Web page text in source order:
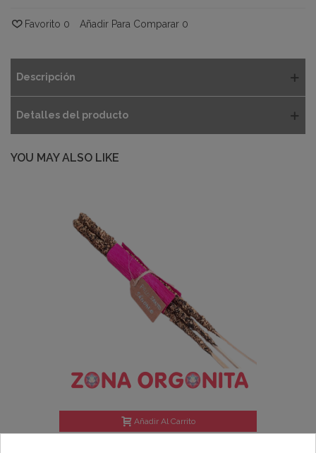
Favorito 0 Añadir Para Comparar 0
Descripción
Detalles del producto
YOU MAY ALSO LIKE
Añadir Al Carrito